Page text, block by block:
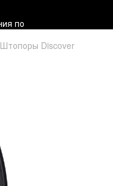
Штопоры Discover